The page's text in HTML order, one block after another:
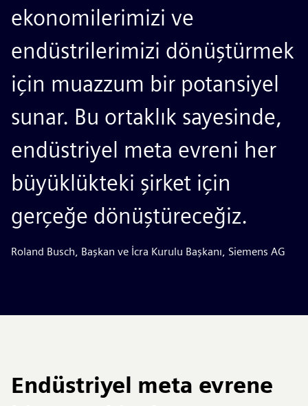
ekonomilerimizi ve
endüstrilerimizi dönüştürmek
için muazzum bir potansiyel
sunar. Bu ortaklık sayesinde,
endüstriyel meta evreni her
büyüklükteki şirket için
gerçeğe dönüştüreceğiz.
Roland Busch, Başkan ve İcra Kurulu Başkanı, Siemens AG
Endüstriyel meta evrene